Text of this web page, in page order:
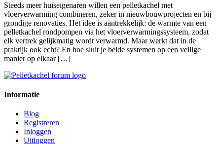
Steeds meer huiseigenaren willen een pelletkachel met
vloerverwarming combineren, zeker in nieuwbouwprojecten en bij
grondige renovaties. Het idee is aantrekkelijk: de warmte van een
pelletkachel rondpompen via het vloerverwarmingssysteem, zodat
elk vertrek gelijkmatig wordt verwarmd. Maar werkt dat in de
praktijk ook echt? En hoe sluit je beide systemen op een veilige
manier op elkaar […]
Informatie
Blog
Registreren
Inloggen
Uitloggen